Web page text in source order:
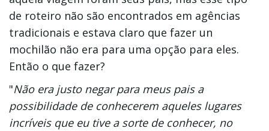
de roteiro não são encontrados em agências
tradicionais e estava claro que fazer un
mochilão não era para uma opção para eles.
Então o que fazer?
"Não era justo negar para meus pais a
possibilidade de conhecerem aqueles lugares
incríveis que eu tive a sorte de conhecer, no